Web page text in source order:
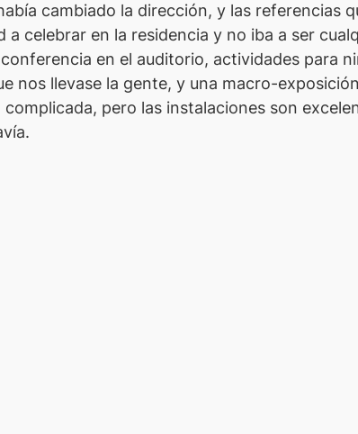
cambiado la dirección, y las referencias
celebrar en la residencia y no iba a ser
en el auditorio, actividades para
nos llevase la gente, y una macro-
pero las instalaciones son